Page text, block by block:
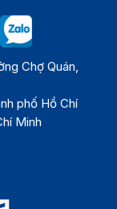
Chợ Quán,
phố Hồ Chí
Minh